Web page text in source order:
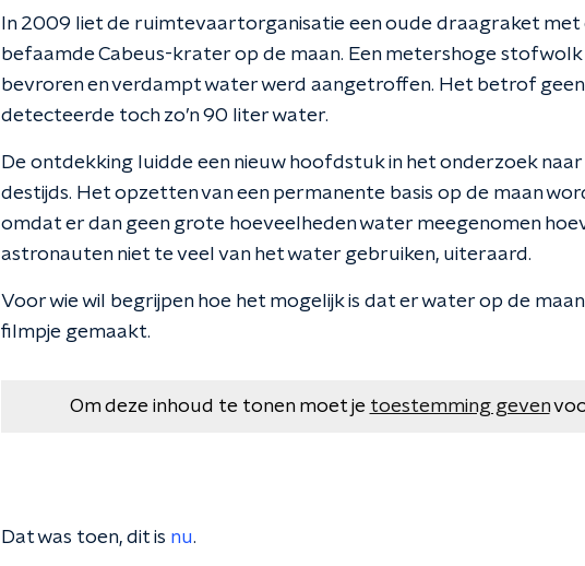
In 2009 liet de ruimtevaartorganisatie een oude draagraket met
befaamde Cabeus-krater op de maan. Een metershoge stofwolk
bevroren en verdampt water werd aangetroffen. Het betrof
detecteerde toch zo’n 90 liter water.
De ontdekking luidde een nieuw hoofdstuk in het onderzoek naar
destijds. Het opzetten van een permanente basis op de maan
omdat er dan geen grote hoeveelheden water meegenomen
astronauten niet te veel van het water gebruiken, uiteraard.
Voor wie wil begrijpen hoe het mogelijk is dat er water op de
filmpje gemaakt.
Om deze inhoud te tonen moet je toestemming geven
Dat was toen, dit is nu.